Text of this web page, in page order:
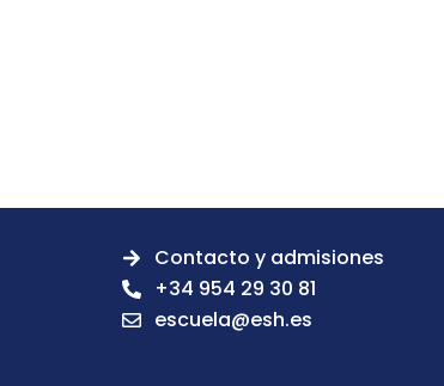
Contacto y admisiones
+34 954 29 30 81
escuela@esh.es